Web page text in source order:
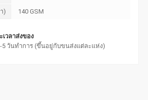
) 140 GSM
วลาส่งของ
5 วันทำการ (ขึ้นอยู่กับขนส่งแต่ละแห่ง)